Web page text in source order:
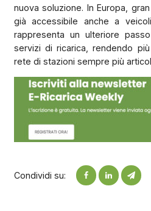
nuova soluzione. In Europa,
già accessibile anche a
rappresenta un ulteriore
servizi di ricarica, rendendo
rete di stazioni sempre più
Condividi su: